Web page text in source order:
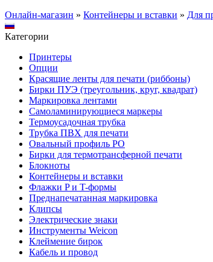
Онлайн-магазин » Контейнеры и вставки » Для
Категории
Принтеры
Опции
Красящие ленты для печати (риббоны)
Бирки ПУЭ (треугольник, круг, квадрат)
Маркировка лентами
Самоламинирующиеся маркеры
Термоусадочная трубка
Трубка ПВХ для печати
Овальный профиль PO
Бирки для термотрансферной печати
Блокноты
Контейнеры и вставки
Флажки P и T-формы
Преднапечатанная маркировка
Клипсы
Электрические знаки
Инструменты Weicon
Клеймение бирок
Кабель и провод